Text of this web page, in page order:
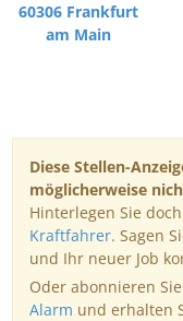
60306 Frankfurt
am Main
Diese Stellen-
möglicherweise
Hinterlegen Sie
Kraftfahrer. Sagen
und Ihr neuer Job
Oder abonnieren
Alarm und erhalten